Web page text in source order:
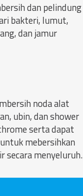
dan pelindung
bakteri, lumut,
dan jamur
noda alat
ubin, dan shower
serta dapat
mebersihkan
secara menyeluruh.